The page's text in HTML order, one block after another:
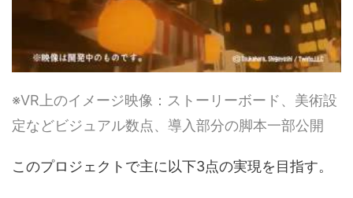
※VR上のイメージ映像：ストーリーボード、美術設
定などビジュアル数点、導入部分の脚本一部公開
このプロジェクトで主に以下3点の実現を目指す。